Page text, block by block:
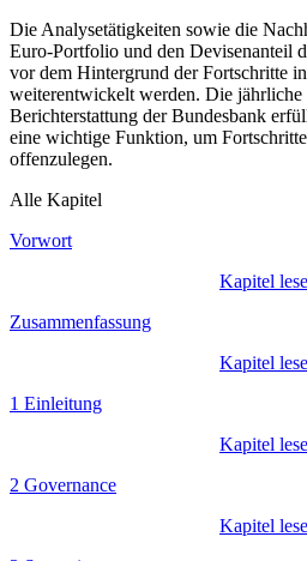
Die Analysetätigkeiten sowie die
Euro-Portfolio und den Devisenanteil
vor dem Hintergrund der Fortschritte
weiterentwickelt werden. Die jährliche
Berichterstattung der Bundesbank
eine wichtige Funktion, um
offenzulegen.
Alle Kapitel
Vorwort
Kapitel
Zusammenfassung
Kapitel
1 Einleitung
Kapitel
2 Governance
Kapitel